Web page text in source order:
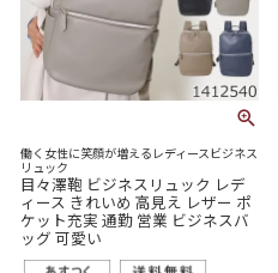
働く女性に笑顔が増えるレディースビジネス
リュック
目々澤鞄 ビジネスリュック レデ
ィース きれいめ 高見え レザー ポ
ケット充実 通勤 営業 ビジネスバ
ッグ 可愛い